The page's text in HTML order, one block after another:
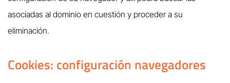
asociadas al dominio en cuestión y proceder a su
eliminación.
Cookies: configuración navegadores